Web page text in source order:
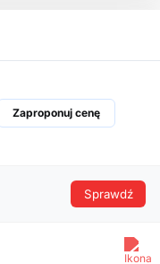
Zaproponuj cenę
Sprawdź